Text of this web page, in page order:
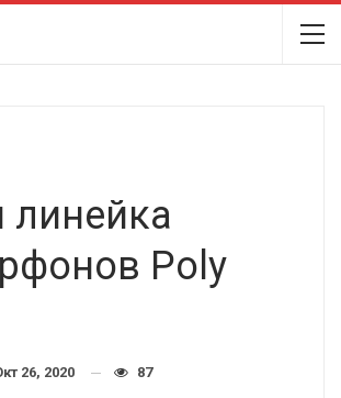
линейка
Poly
26, 2020 87